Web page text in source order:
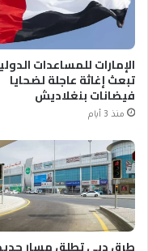
الإمارات للمساعدات
تبعث إغاثة عاجلة لضحايا
فيضانات بنغلاديش
منذ 3 أيام
طرق دبي تطلق مسار